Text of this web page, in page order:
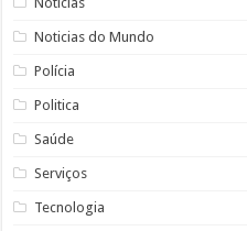
Noticias do Mundo
Polícia
Politica
Saúde
Serviços
Tecnologia